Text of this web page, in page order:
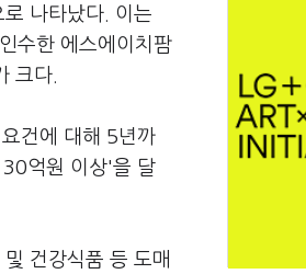
나타났다. 이는
수한 에스에이치팜
크다.
건에 대해 5년까
30억원 이상'을 달
건강식품 등 도매